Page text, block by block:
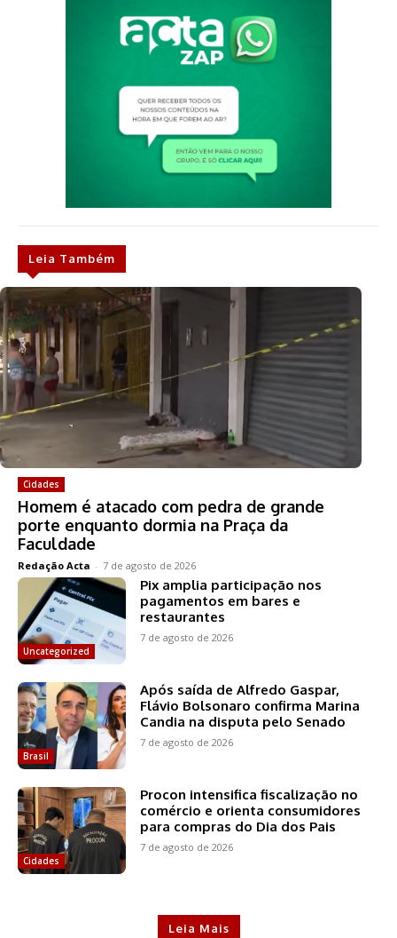
Leia Também
Cidades
Homem é atacado com pedra de grande
porte enquanto dormia na Praça da
Faculdade
Redação Acta - 7 de agosto de 2026
Uncategorized
Pix amplia participação nos
pagamentos em bares e
restaurantes
7 de agosto de 2026
Brasil
Após saída de Alfredo Gaspar,
Flávio Bolsonaro confirma Marina
Candia na disputa pelo Senado
7 de agosto de 2026
Cidades
Procon intensifica fiscalização no
comércio e orienta consumidores
para compras do Dia dos Pais
7 de agosto de 2026
Leia Mais